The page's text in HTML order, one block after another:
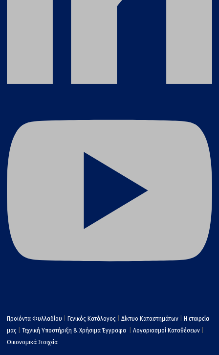
Προϊόντα Φυλλαδίου Γενικός Κατάλογος Δίκτυο Καταστημάτων
Η εταιρεία
μας
Τεχνική Υποστήριξη & Χρήσιμα Έγγραφα Λογαριασμοί Καταθέσεων
Οικονομικά Στοιχεία